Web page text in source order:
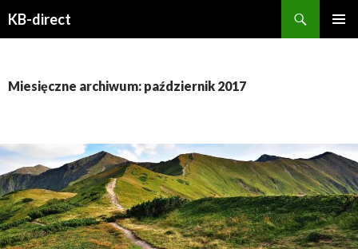
KB-direct
Miesięczne archiwum: październik 2017